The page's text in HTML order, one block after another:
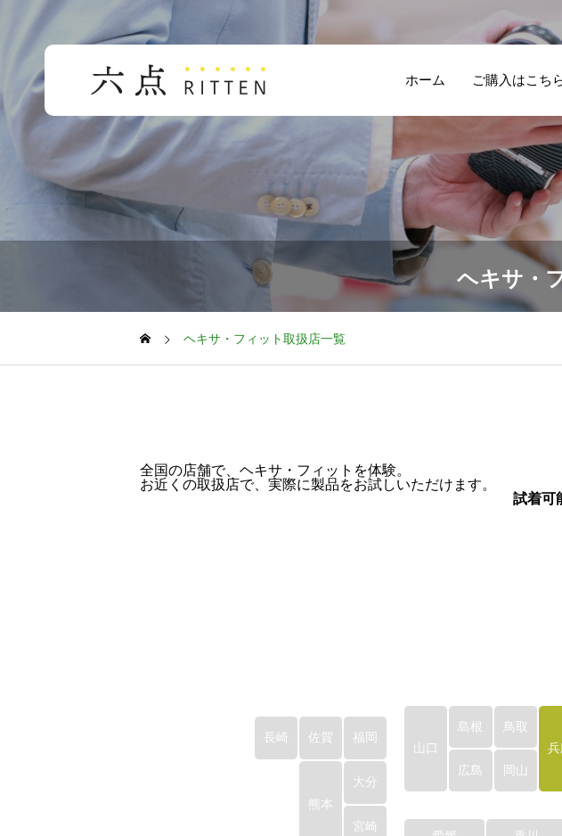
ホーム ご購入はこち
ヘキサ・
ヘキサ・フィット取扱店一覧
全国の店舗で、ヘキサ・フィットを体験。​
お近くの取扱店で、実際に製品をお試しいただけます。
試着可
兵
鳥取
岡山
島根
広島
山口
福岡
佐賀
長崎
大分
熊本
宮崎